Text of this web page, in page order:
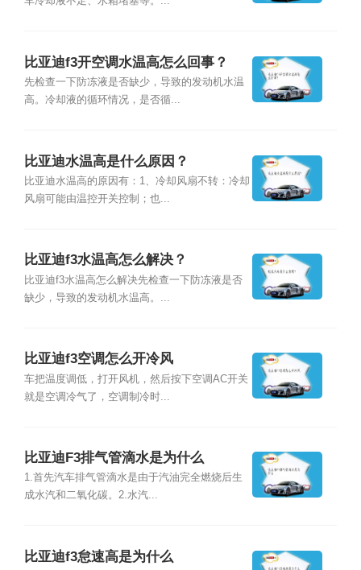
比亚迪f3开空调水温高怎么回事？
先检查一下防冻液是否缺少，导致的发动机水温
高。冷却液的循环情况，是否循...
比亚迪水温高是什么原因？
比亚迪水温高的原因有：1、冷却风扇不转：冷却
风扇可能由温控开关控制；也...
比亚迪f3水温高怎么解决？
比亚迪f3水温高怎么解决先检查一下防冻液是否
缺少，导致的发动机水温高。...
比亚迪f3空调怎么开冷风
车把温度调低，打开风机，然后按下空调AC开关
就是空调冷气了，空调制冷时...
比亚迪F3排气管滴水是为什么
1.首先汽车排气管滴水是由于汽油完全燃烧后生
成水汽和二氧化碳。2.水汽...
比亚迪f3怠速高是为什么